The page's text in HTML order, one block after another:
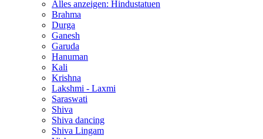
Alles anzeigen: Hindustatuen
Brahma
Durga
Ganesh
Garuda
Hanuman
Kali
Krishna
Lakshmi - Laxmi
Saraswati
Shiva
Shiva dancing
Shiva Lingam